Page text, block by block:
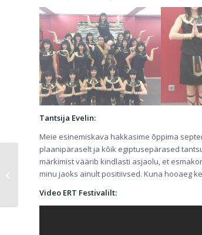
Tantsija Evelin:
Meie esinemiskava hakkasime õppima
plaanipäraselt ja kõik egiptusepärased
märkimist väärib kindlasti asjaolu, et
minu jaoks ainult positiivsed. Kuna hooaeg
Video ERT Festivalilt:
ELINA GORELAŠVILI